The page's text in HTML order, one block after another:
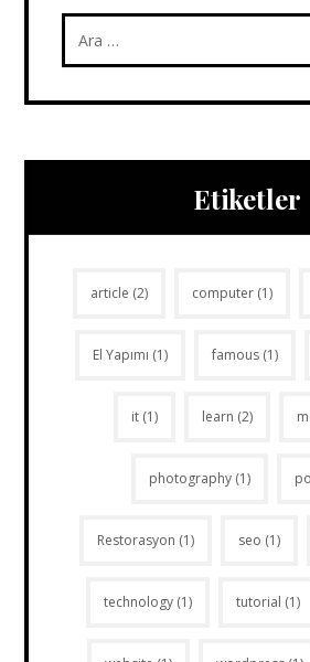
Etiketler
article (2) computer(1)
El Yapımı (1) famous (1)
it (1) learn (2)
photography(1)
Restorasyon (1) seo (1)
technology (1) tutorial (1)